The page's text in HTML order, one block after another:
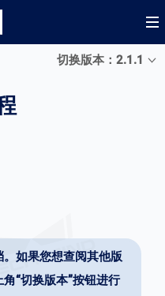
切换版本：2.1.1
如果您想查阅其他版
“切换版本”按钮进行